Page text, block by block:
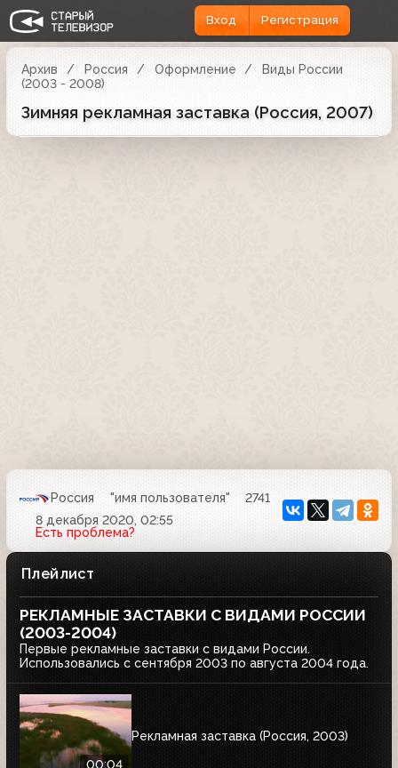
Вход Регистрация
Архив Россия Оформление
Виды России
(2003 - 2008)
Зимняя рекламная заставка (Россия, 2007)
Россия "имя пользователя"
2741
8 декабря 2020, 02:55
Есть проблема?
Плейлист
РЕКЛАМНЫЕ ЗАСТАВКИ С ВИДАМИ РОССИИ
(2003-2004)
Первые рекламные заставки с видами России.
Использовались с сентября 2003 по августа 2004 года.
00:04
Рекламная заставка (Россия, 2003)